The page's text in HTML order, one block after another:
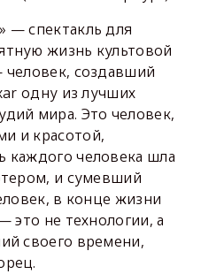
— спектакль для
жизнь культовой
создавший
одну из лучших
мира. Это человек,
и красотой,
человека шла
и сумевший
в конце жизни
это не технологии, а
своего времени,